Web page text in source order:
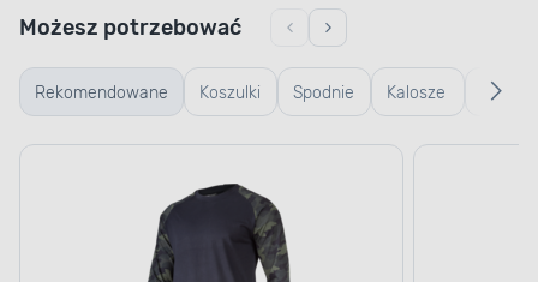
Rekomendowane Koszulki
robocze
Spodnie
robocze
Kalosze
robocze
Możesz potrzebować